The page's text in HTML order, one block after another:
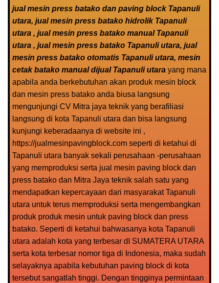
jual mesin press batako dan paving block Tapanuli
utara, jual mesin press batako hidrolik Tapanuli
utara , jual mesin press batako manual Tapanuli
utara , jual mesin press batako Tapanuli utara, jual
mesin press batako otomatis Tapanuli utara, mesin
cetak batako manual dijual Tapanuli utara yang mana
apabila anda berkebutuhan akan produk mesin block
dan mesin press batako anda biusa langsung
mengunjungi CV Mitra jaya teknik yang berafiliasi
langsung di kota Tapanuli utara dan bisa langsung
kunjungi keberadaanya di website ini ,
https://jualmesinpavingblock.com seperti di ketahui di
Tapanuli utara banyak sekali perusahaan -perusahaan
yang memproduksi serta jual mesin paving block dan
press batako dan Mitra Jaya teknik salah satu yang
mendapatkan kepercayaan dari masyarakat Tapanuli
utara untuk terus memproduksi serta mengembangkan
produk produk mesin untuk paving block dan press
batako. Seperti di ketahui bahwasanya kota Tapanuli
utara adalah kota yang terbesar dI SUMATERA UTARA
serta kota terbesar nomor tiga di Indonesia, maka sudah
selayaknya apabila kebutuhan paving block di kota
tersebut sangatlah tinggi. Dengan tingginya permintaan